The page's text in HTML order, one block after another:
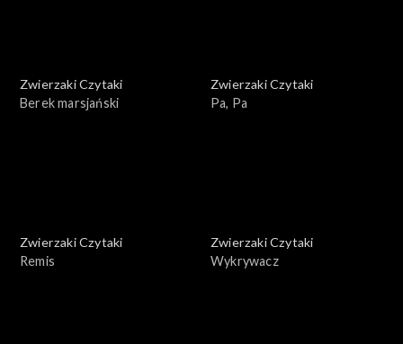
Zwierzaki Czytaki
Berek marsjański
Zwierzaki Czytaki
Pa, Pa
Zwierzaki Czytaki
Remis
Zwierzaki Czytaki
Wykrywacz